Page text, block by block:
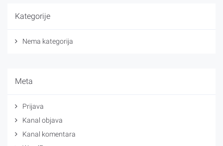
Kategorije
Nema kategorija
Meta
Prijava
Kanal objava
Kanal komentara